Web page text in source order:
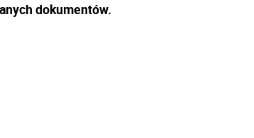
dokumentów.